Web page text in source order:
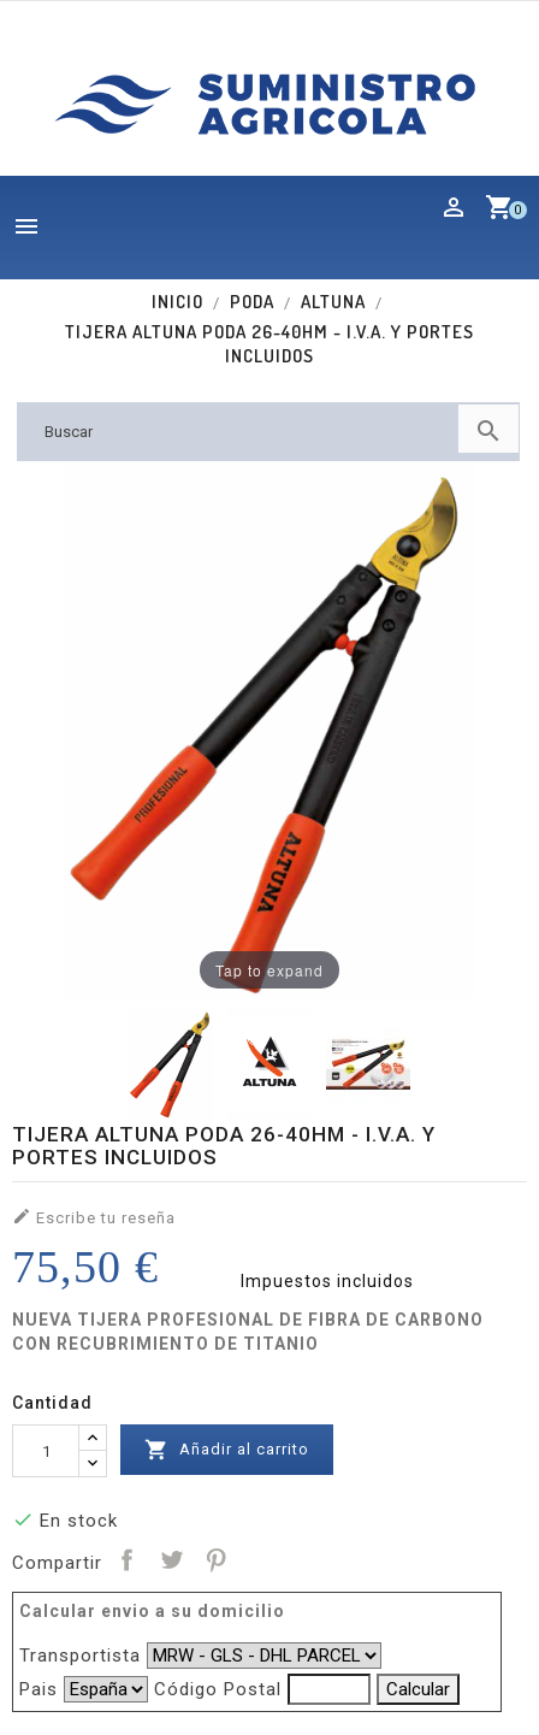
shopping_cart0

INICIO PODA
ALTUNA
TIJERA ALTUNA PODA 26-40HM - I.V.A. Y PORTES
INCLUIDOS

Tap to expand
TIJERA ALTUNA PODA 26-40HM - I.V.A. Y
PORTES INCLUIDOS
 Escribe tu reseña
75,50 €
Impuestos incluidos
NUEVA TIJERA PROFESIONAL DE FIBRA DE CARBONO
CON RECUBRIMIENTO DE TITANIO
Cantidad
 Añadir al carrito
 En stock
Compartir
Calcular envio a su domicilio
Transportista
Pais
Código Postal